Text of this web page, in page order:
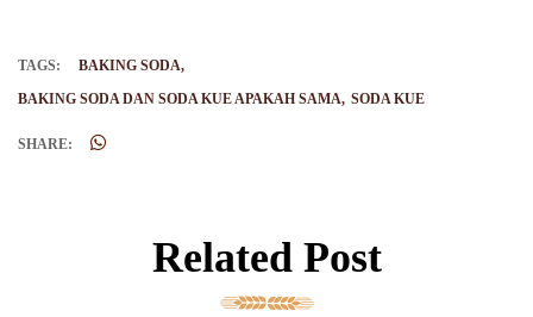
TAGS:
BAKING SODA
BAKING SODA DAN SODA KUE APAKAH SAMA SODA KUE
SHARE:
Related Post